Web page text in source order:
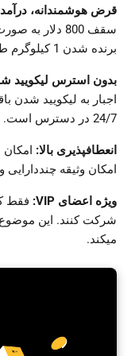
قرض هوشمندانه،
برنده شدن 1 کیلوگرم طلا بهعنوان پاداش را نیز خواهید داشت.
بدون استرس لیکویید
24/7 در دسترس است.
انعطافپذیری بالا: امکان
امکان وثیقه
ویژه اعضای VIP:
شرکت کنند. این موضوع
میکند.